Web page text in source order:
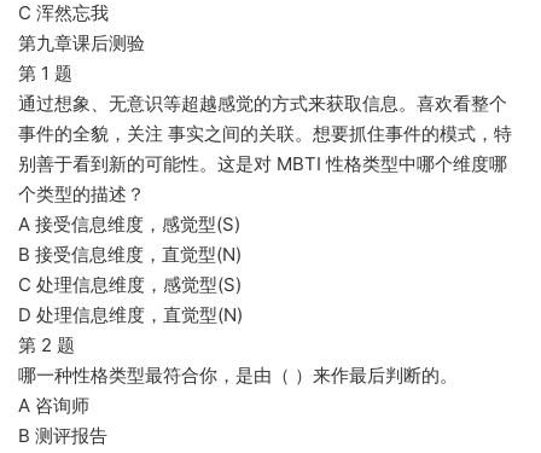
C 浑然忘我
第九章课后测验
第 1 题
通过想象、无意识等超越感觉的方式来获取信息。喜欢看整个
事件的全貌，关注 事实之间的关联。想要抓住事件的模式，特
别善于看到新的可能性。这是对 MBTI 性格类型中哪个维度哪
个类型的描述？
A 接受信息维度，感觉型(S)
B 接受信息维度，直觉型(N)
C 处理信息维度，感觉型(S)
D 处理信息维度，直觉型(N)
第 2 题
哪一种性格类型最符合你，是由（ ）来作最后判断的。
A 咨询师
B 测评报告